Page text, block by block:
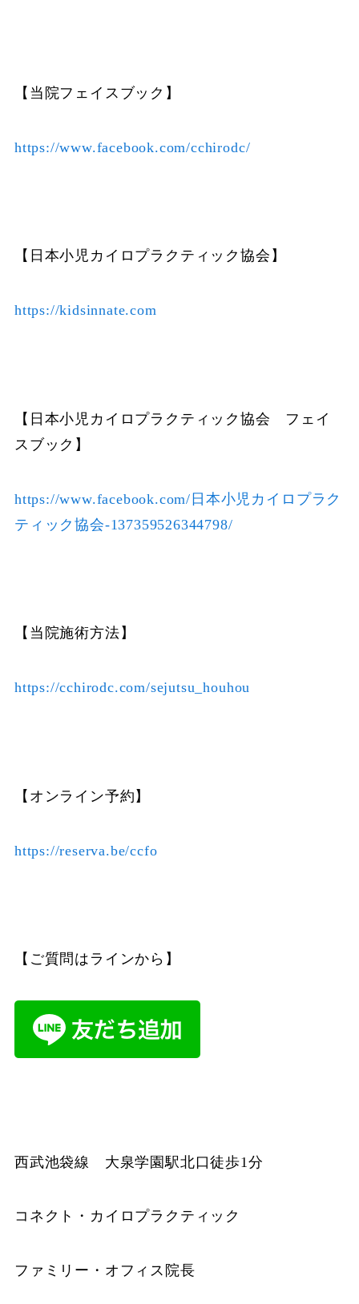
【当院フェイスブック】
https://www.facebook.com/cchirodc/
【日本小児カイロプラクティック協会】
https://kidsinnate.com
【日本小児カイロプラクティック協会 フェイ
スブック】
https://www.facebook.com/日本小児カイロプラク
ティック協会-137359526344798/
【当院施術方法】
https://cchirodc.com/sejutsu_houhou
【オンライン予約】
https://reserva.be/ccfo
【ご質問はラインから】
西武池袋線 大泉学園駅北口徒歩1分
コネクト・カイロプラクティック
ファミリー・オフィス院長